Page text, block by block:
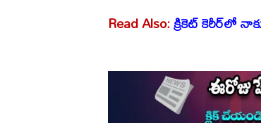
Read Also:క్రికెట్ కెరీర్‌లో